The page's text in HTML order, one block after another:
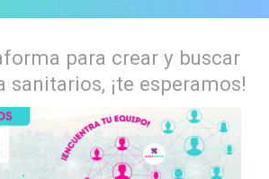
para crear y buscar
sanitarios, ¡te esperamos!